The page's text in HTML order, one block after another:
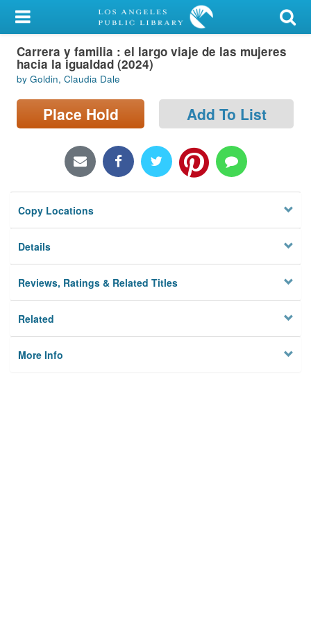
My Account
Library Card
Sign In
Search
Locations/Hours (external
Privacy
Carrera y familia : el largo viaje de las mujeres
hacia la igualdad (2024)
by Goldin, Claudia Dale
Place Hold Add To List
Copy Locations
Details
Reviews, Ratings & Related Titles
Related
More Info